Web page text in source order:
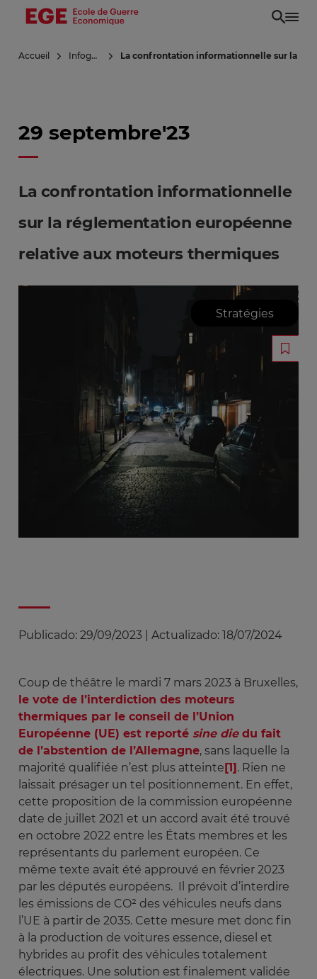
Aller
principal
Accueil Infoguerre La confrontation informationnelle sur la
29 septembre'23
La confrontation informationnelle
sur la réglementation européenne
relative aux moteurs thermiques
Stratégies
Publicado: 29/09/2023 Actualizado: 18/07/2024
Coup de théâtre le mardi 7 mars 2023 à Bruxelles,
le vote de l’interdiction des moteurs
thermiques par le conseil de l’Union
Européenne (UE) est reporté sine die du fait
de l’abstention de l’Allemagne, sans laquelle la
majorité qualifiée n’est plus atteinte[1]. Rien ne
laissait présager un tel positionnement. En effet,
cette proposition de la commission européenne
date de juillet 2021 et un accord avait été trouvé
en octobre 2022 entre les États membres et les
représentants du parlement européen. Ce
même texte avait été approuvé en février 2023
par les députés européens. Il prévoit d’interdire
les émissions de CO² des véhicules neufs dans
l’UE à partir de 2035. Cette mesure met donc fin
à la production de voitures essence, diesel et
hybrides au profit des véhicules totalement
électriques. Une solution est finalement validée